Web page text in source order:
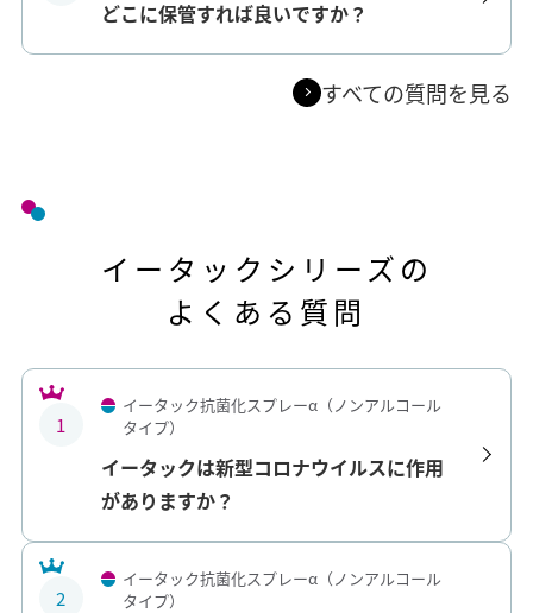
どこに保管すれば良いですか？
すべての質問を見る
イータックシリーズの
よくある質問
1
イータック抗菌化スプレーα（ノンアルコール
タイプ）
イータックは新型コロナウイルスに作用
がありますか？
2
イータック抗菌化スプレーα（ノンアルコール
タイプ）